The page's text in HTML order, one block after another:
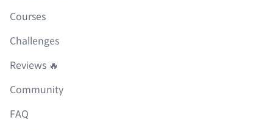
Courses
Challenges
Reviews 🔥
Community
FAQ